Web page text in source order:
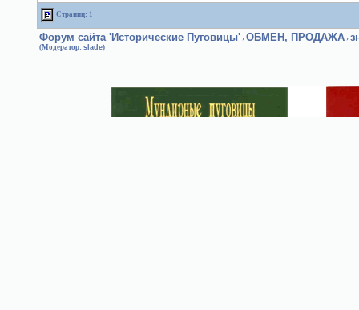
Страниц: 1
Форум сайта 'Исторические Пуговицы' › ОБМЕН, ПРОДАЖА ›
(Модератор: slade)